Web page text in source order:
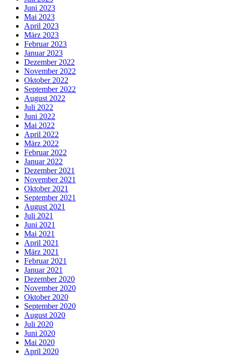
Juni 2023
Mai 2023
April 2023
März 2023
Februar 2023
Januar 2023
Dezember 2022
November 2022
Oktober 2022
September 2022
August 2022
Juli 2022
Juni 2022
Mai 2022
April 2022
März 2022
Februar 2022
Januar 2022
Dezember 2021
November 2021
Oktober 2021
September 2021
August 2021
Juli 2021
Juni 2021
Mai 2021
April 2021
März 2021
Februar 2021
Januar 2021
Dezember 2020
November 2020
Oktober 2020
September 2020
August 2020
Juli 2020
Juni 2020
Mai 2020
April 2020